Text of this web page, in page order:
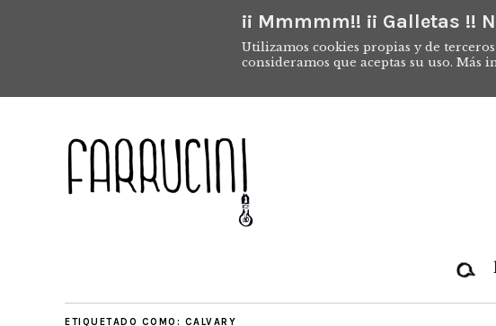
¡¡ Mmmmm!! ¡¡ Galletas
Utilizamos cookies propias y de
consideramos que aceptas su uso. Más
ETIQUETADO COMO: CALVARY